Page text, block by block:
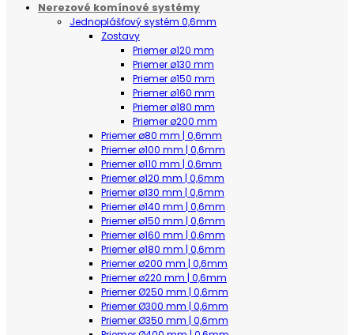
Nerezové komínové systémy
Jednoplášťový systém 0,6mm
Zostavy
Priemer ø120 mm
Priemer ø130 mm
Priemer ø150 mm
Priemer ø160 mm
Priemer ø180 mm
Priemer ø200 mm
Priemer ø80 mm | 0,6mm
Priemer ø100 mm | 0,6mm
Priemer ø110 mm | 0,6mm
Priemer ø120 mm | 0,6mm
Priemer ø130 mm | 0,6mm
Priemer ø140 mm | 0,6mm
Priemer ø150 mm | 0,6mm
Priemer ø160 mm | 0,6mm
Priemer ø180 mm | 0,6mm
Priemer ø200 mm | 0,6mm
Priemer ø220 mm | 0,6mm
Priemer Ø250 mm | 0,6mm
Priemer Ø300 mm | 0,6mm
Priemer Ø350 mm | 0,6mm